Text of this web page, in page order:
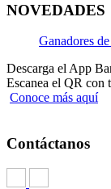
NOVEDADES
Ganadores
Descarga el App
Escanea el QR con
Conoce más aquí
Contáctanos